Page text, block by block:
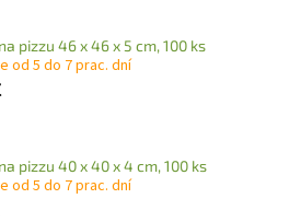
pizzu 46 x 46 x 5 cm, 100 ks
od 5 do 7 prac. dní
pizzu 40 x 40 x 4 cm, 100 ks
od 5 do 7 prac. dní